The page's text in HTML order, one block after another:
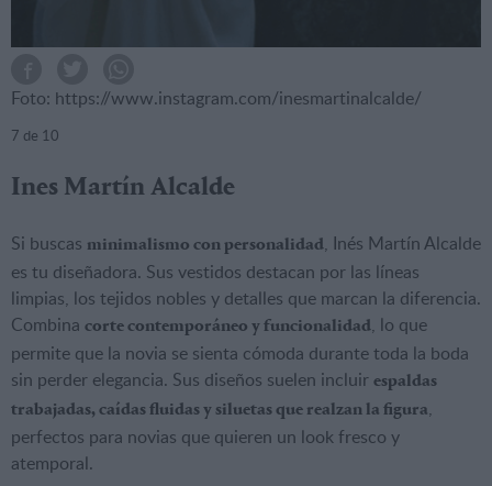
Foto: https://www.instagram.com/inesmartinalcalde/
7 de 10
Ines Martín Alcalde
Si buscas minimalismo con personalidad, Inés Martín Alcalde
es tu diseñadora. Sus vestidos destacan por las líneas
limpias, los tejidos nobles y detalles que marcan la diferencia.
Combina corte contemporáneo y funcionalidad, lo que
permite que la novia se sienta cómoda durante toda la boda
sin perder elegancia. Sus diseños suelen incluir espaldas
trabajadas, caídas fluidas y siluetas que realzan la figura,
perfectos para novias que quieren un look fresco y
atemporal.